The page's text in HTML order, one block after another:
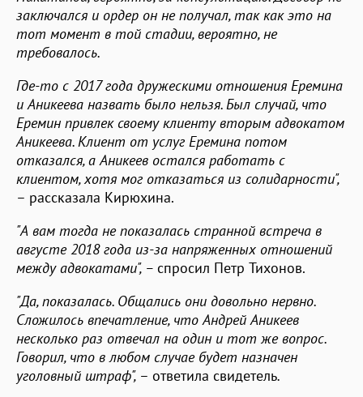
заключался и ордер он не получал, так как это на
тот момент в той стадии, вероятно, не
требовалось.
Где-то с 2017 года дружескими отношения Еремина
и Аникеева назвать было нельзя. Был случай, что
Еремин привлек своему клиенту вторым адвокатом
Аникеева. Клиент от услуг Еремина потом
отказался, а Аникеев остался работать с
клиентом, хотя мог отказаться из солидарности",
– рассказала Кирюхина.
"А вам тогда не показалась странной встреча в
августе 2018 года из-за напряженных отношений
между адвокатами", – спросил Петр Тихонов.
"Да, показалась. Общались они довольно нервно.
Сложилось впечатление, что Андрей Аникеев
несколько раз отвечал на один и тот же вопрос.
Говорил, что в любом случае будет назначен
уголовный штраф", – ответила свидетель.